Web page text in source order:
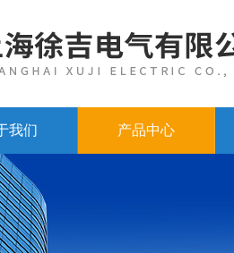
我们 产品中心